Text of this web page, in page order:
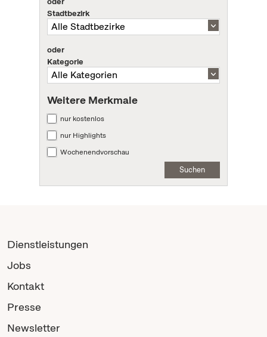
Stadtbezirk
oder
Kategorie
Weitere Merkmale
nur kostenlos
nur Highlights
Wochenendvorschau
Suchen
Dienstleistungen
Jobs
Kontakt
Presse
Newsletter